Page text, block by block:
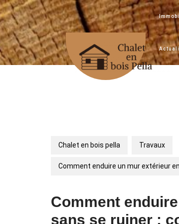
Skip
to
content
Chalet en bois pella Travaux
Comment enduire un mur extérieur
Comment
sans se ruiner :